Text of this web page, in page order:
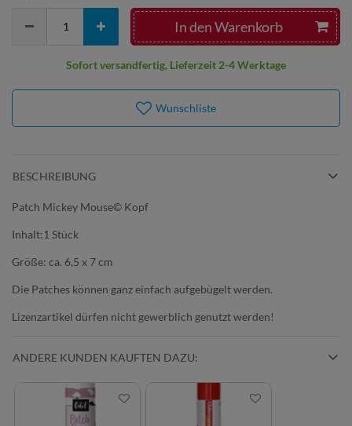
In den Warenkorb
Sofort versandfertig, Lieferzeit 2-4 Werktage
Wunschliste
BESCHREIBUNG
Patch Mickey Mouse© Kopf
Inhalt:1 Stück
Größe: ca. 6,5 x 7 cm
Die Patches können ganz einfach aufgebügelt werden.
Lizenzartikel dürfen nicht gewerblich genutzt werden!
ANDERE KUNDEN KAUFTEN DAZU: